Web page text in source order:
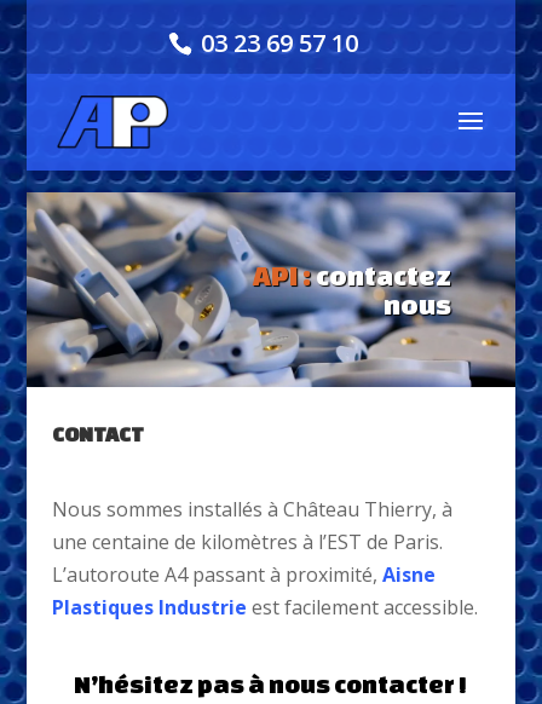
03 23 69 57 10
API :contactez
nous
CONTACT
Nous sommes installés à Château Thierry, à
une centaine de kilomètres à l’EST de Paris.
L’autoroute A4 passant à proximité, Aisne
Plastiques Industrie est facilement accessible.
N’hésitez pas à nous contacter !